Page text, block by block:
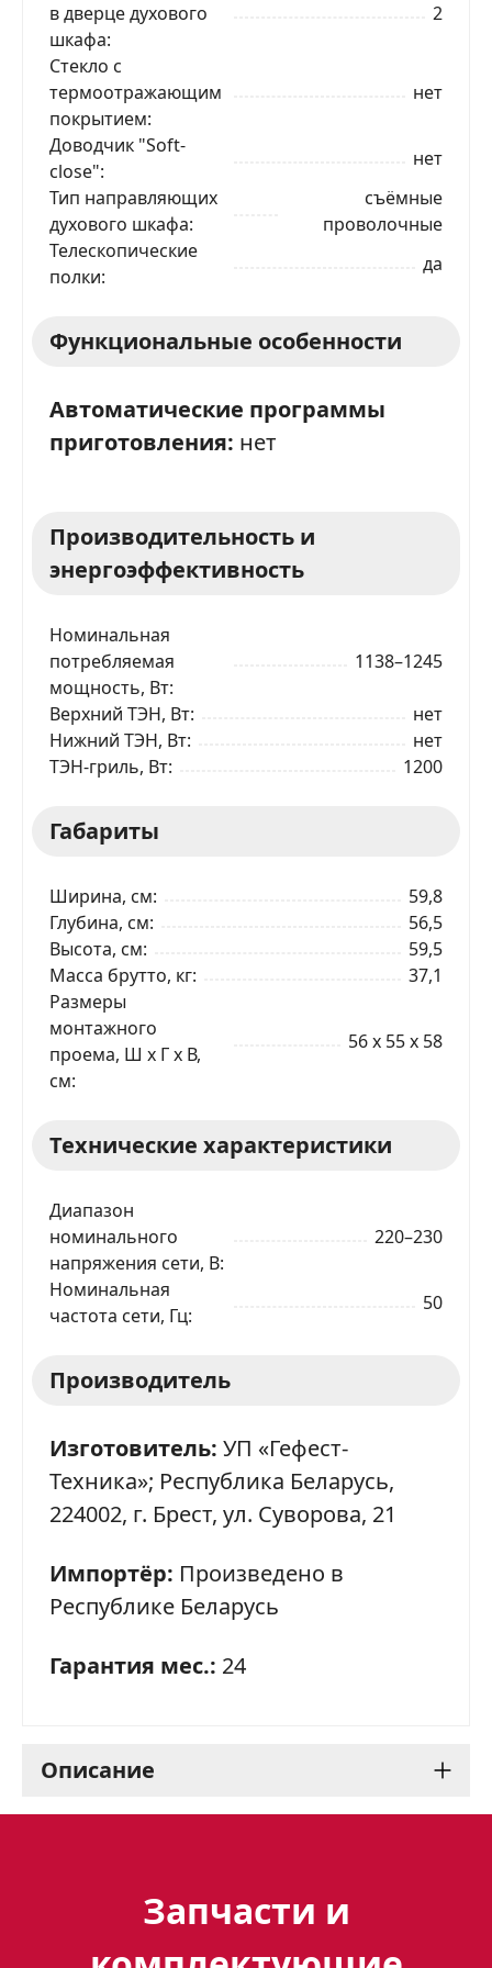
в дверце духового
шкафа
2
Стекло с
термоотражающим
покрытием
нет
Доводчик "Soft-
close"
нет
Тип направляющих
духового шкафа
съёмные
проволочные
Телескопические
полки
да
Функциональные особенности
Автоматические программы
приготовления: нет
Производительность и
энергоэффективность
Номинальная
потребляемая
мощность, Вт
1138–1245
Верхний ТЭН, Вт
нет
Нижний ТЭН, Вт
нет
ТЭН-гриль, Вт
1200
Габариты
Ширина, см
59,8
Глубина, см
56,5
Высота, см
59,5
Масса брутто, кг
37,1
Размеры
монтажного
проема, Ш x Г x В,
см
56 x 55 x 58
Технические характеристики
Диапазон
номинального
напряжения сети, В
220–230
Номинальная
частота сети, Гц
50
Производитель
Изготовитель: УП «Гефест-
Техника»; Республика Беларусь,
224002, г. Брест, ул. Суворова, 21
Импортёр: Произведено в
Республике Беларусь
Гарантия мес.: 24
Описание
функциональный
Запчасти и
Я даю согласие на обработку моих персональных
ОТПРАВИТЬ ЗАЯВКУ